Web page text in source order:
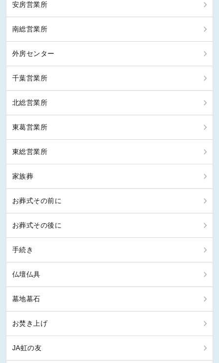
安房営業所
南総営業所
外房センター
千葉営業所
北総営業所
東葛営業所
東総営業所
家族葬
お葬式その前に
お葬式その後に
手続き
仏壇仏具
墓地墓石
お焚き上げ
JA虹の友